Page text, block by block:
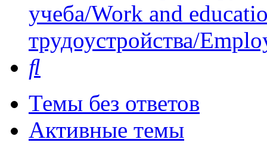
учеба/Work and
трудоустройства/
Темы без ответов
Активные темы